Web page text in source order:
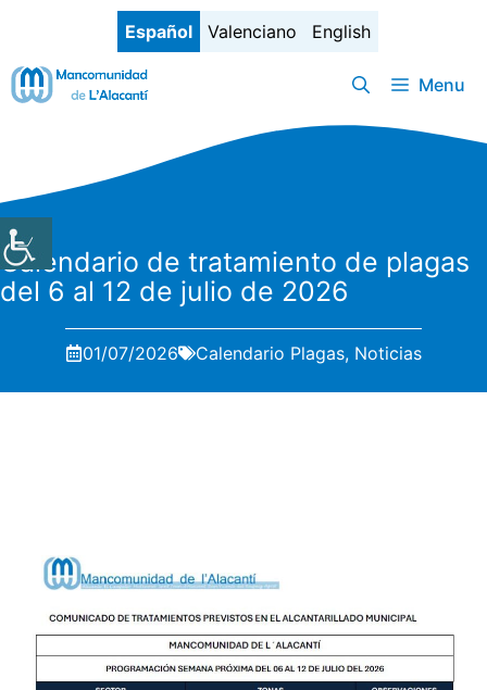
contenido
Español Valenciano English
Menu
Calendario de tratamiento de plagas
del 6 al 12 de julio de 2026
01/07/2026 Calendario Plagas, Noticias